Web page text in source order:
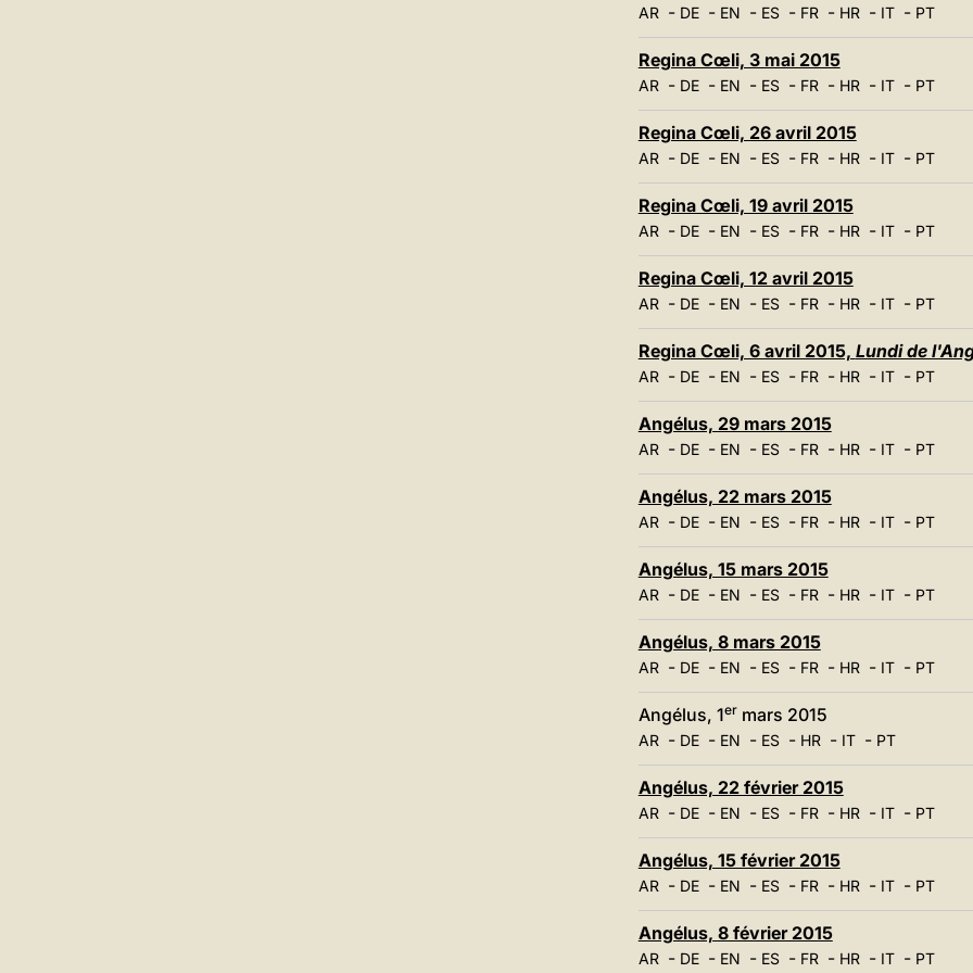
AR- DE- EN - ES- FR- HR- IT- PT
Regina Cœli, 3 mai 2015
AR- DE- EN - ES- FR- HR- IT- PT
Regina Cœli, 26 avril 2015
AR- DE- EN - ES- FR- HR- IT- PT
Regina Cœli, 19 avril 2015
AR- DE- EN - ES- FR- HR- IT- PT
Regina Cœli, 12 avril 2015
AR- DE- EN - ES- FR- HR- IT- PT
Regina Cœli, 6 avril 2015, Lundi de
AR- DE- EN - ES- FR- HR- IT- PT
Angélus, 29 mars 2015
AR- DE- EN - ES- FR- HR- IT- PT
Angélus, 22 mars 2015
AR- DE- EN - ES- FR- HR- IT- PT
Angélus, 15 mars 2015
AR- DE- EN - ES- FR- HR- IT- PT
Angélus, 8 mars 2015
AR- DE- EN - ES- FR- HR- IT- PT
Angélus, 1ermars 2015
AR- DE- EN - ES- HR- IT- PT
Angélus, 22 février 2015
AR- DE- EN - ES- FR- HR- IT- PT
Angélus, 15 février 2015
AR- DE- EN - ES- FR- HR- IT- PT
Angélus, 8 février 2015
AR- DE- EN - ES- FR- HR- IT- PT